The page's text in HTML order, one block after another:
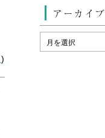
)
アーカイブ